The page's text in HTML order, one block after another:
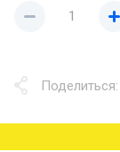
Поделиться: